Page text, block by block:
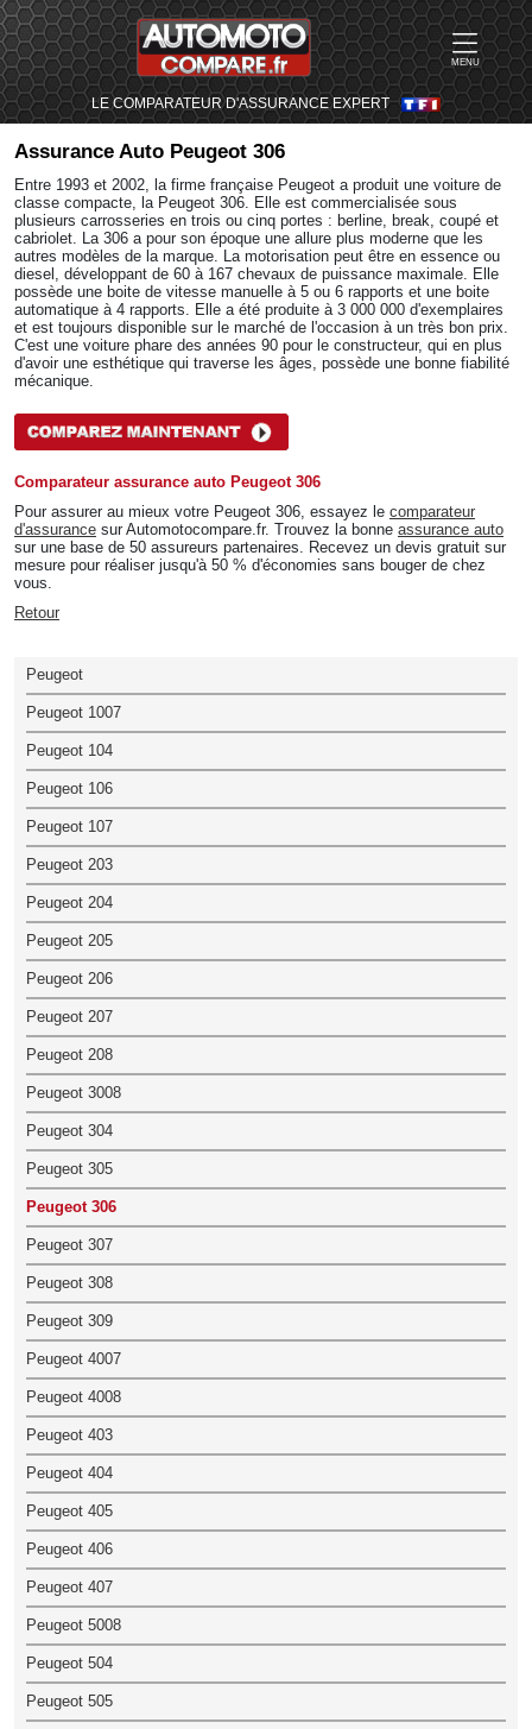
MENU
LE COMPARATEUR D'ASSURANCE EXPERT
Assurance Auto Peugeot 306
Entre 1993 et 2002, la firme française Peugeot a produit une voiture de
classe compacte, la Peugeot 306. Elle est commercialisée sous
plusieurs carrosseries en trois ou cinq portes : berline, break, coupé et
cabriolet. La 306 a pour son époque une allure plus moderne que les
autres modèles de la marque. La motorisation peut être en essence ou
diesel, développant de 60 à 167 chevaux de puissance maximale. Elle
possède une boite de vitesse manuelle à 5 ou 6 rapports et une boite
automatique à 4 rapports. Elle a été produite à 3 000 000 d'exemplaires
et est toujours disponible sur le marché de l'occasion à un très bon prix.
C'est une voiture phare des années 90 pour le constructeur, qui en plus
d'avoir une esthétique qui traverse les âges, possède une bonne fiabilité
mécanique.
Comparateur assurance auto Peugeot 306
Pour assurer au mieux votre Peugeot 306, essayez le comparateur
d'assurance sur Automotocompare.fr. Trouvez la bonne assurance auto
sur une base de 50 assureurs partenaires. Recevez un devis gratuit sur
mesure pour réaliser jusqu'à 50 % d'économies sans bouger de chez
vous.
Retour
Peugeot
Peugeot 1007
Peugeot 104
Peugeot 106
Peugeot 107
Peugeot 203
Peugeot 204
Peugeot 205
Peugeot 206
Peugeot 207
Peugeot 208
Peugeot 3008
Peugeot 304
Peugeot 305
Peugeot 306
Peugeot 307
Peugeot 308
Peugeot 309
Peugeot 4007
Peugeot 4008
Peugeot 403
Peugeot 404
Peugeot 405
Peugeot 406
Peugeot 407
Peugeot 5008
Peugeot 504
Peugeot 505